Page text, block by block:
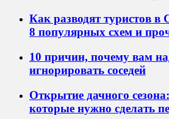
Как разводят туристов в
8 популярных схем и
10 причин, почему вам
игнорировать соседей
Открытие дачного
которые нужно сделать